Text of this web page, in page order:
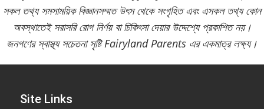
সকল তথ্য সমসাময়িক বিজ্ঞানসম্মত উৎস থেকে সংগৃহিত এবং এসকল তথ্য কোন
অবস্থাতেই সরাসরি রোগ নির্ণয় বা চিকিৎসা দেয়ার উদ্দেশ্যে প্রকাশিত নয়।
জনগণের স্বাস্থ্য সচেতনা সৃষ্টি Fairyland Parents এর একমাত্র লক্ষ্য।
Site Links